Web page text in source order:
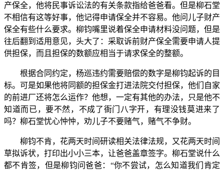
产保全，他将民事诉讼法的有关条款指给爸爸看。但是柳石堂
不相信有这等好事，他记得申请保全并不容易。他问儿子财产
保全有些什么要求。柳钧嘴里说着保全申请材料没问题，但是
往后翻到适用意见，头大了：采取诉前财产保全需要申请人提
供担保，而且担保的数额应相当于请求保全的整额。
根据合同约定，杨巡违约需要赔偿的数字是柳钧起诉的目
标。可是如果他将同额的担保金打进法院交付担保，他们自家
的前进厂还将怎么运作？他想，一定有其他的办法，只是他不
知道而已，要不然，不成了衙门八字开，有理没钱莫进来了
吗？柳石堂忧心忡忡，劝儿子不要赌气，赌气不争财。
柳钧不肯，花两天时间研读相关法律法规，又花两天时间
草拟诉状，打印出小小三本，让爸爸盖章签字。柳石堂说什么
都不肯签，但是柳钧问爸爸：“你不尝试，怎么知道我们肯定